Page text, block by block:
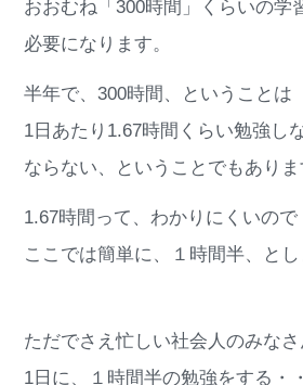
おおむね「300時間」くらいの学
必要になります。
半年で、300時間、ということは
1日あたり1.67時間くらい勉強し
ならない、ということでもありま
1.67時間って、わかりにくいので
ここでは簡単に、１時間半、とし
ただでさえ忙しい社会人のみな
1日に、１時間半の勉強をする・